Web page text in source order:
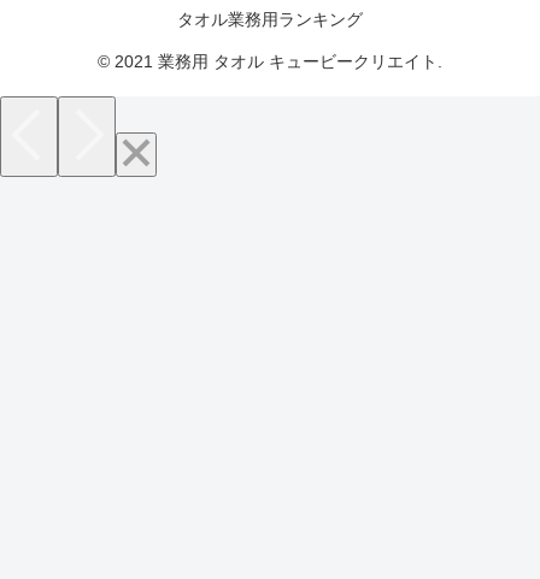
タオル業務用ランキング
© 2021 業務用 タオル キュービークリエイト.